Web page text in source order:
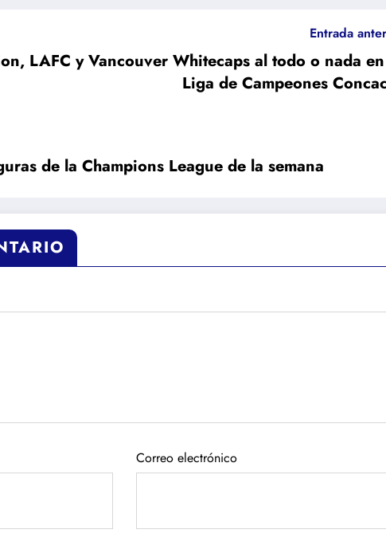
Entrada
LAFC y Vancouver Whitecaps al todo o nada
Liga de Campeones
de la Champions League de la semana
Correo electrónico